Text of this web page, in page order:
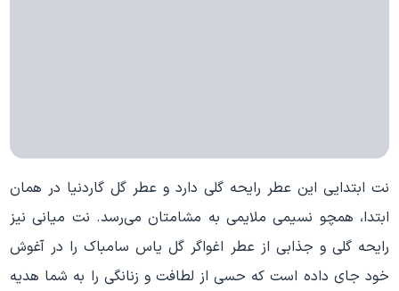
نت ابتدایی این عطر رایحه گلی دارد و عطر گل گاردنیا در همان
ابتدا، همچو نسیمی ملایمی به مشامتان می‌رسد. نت میانی نیز
رایحه گلی و جذابی از عطر اغواگر گل یاس سامباک را در آغوش
خود جای داده است که حسی از لطافت و زنانگی را به شما هدیه